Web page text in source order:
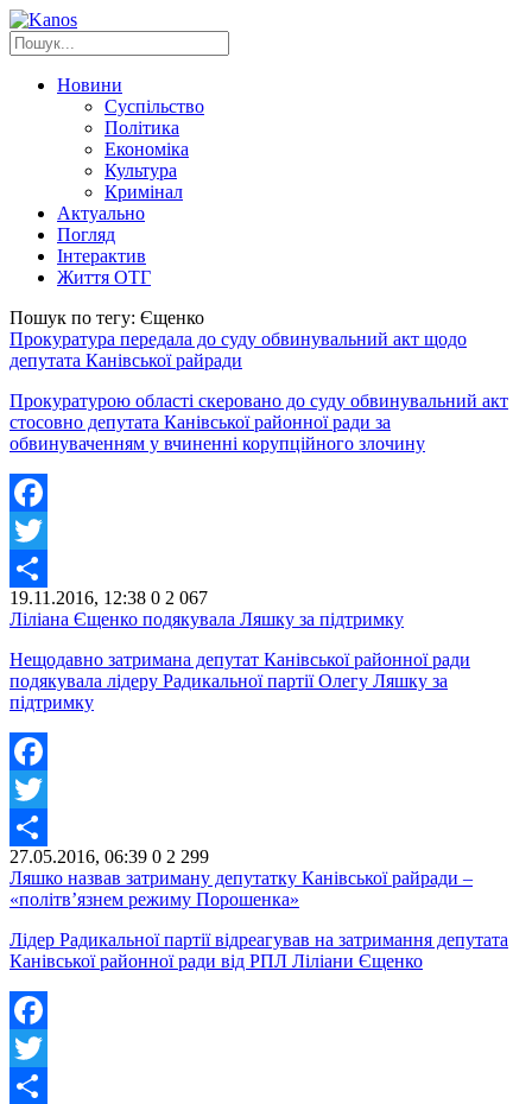
Новини
Суспільство
Політика
Економіка
Культура
Кримінал
Актуально
Погляд
Інтерактив
Життя ОТГ
Пошук по тегу: Єщенко
Прокуратура передала до суду обвинувальний акт щодо
депутата Канівської райради
Прокуратурою області скеровано до суду обвинувальний акт
стосовно депутата Канівської районної ради за
обвинуваченням у вчиненні корупційного злочину
Facebook
Twitter
Share
19.11.2016, 12:38 0 2 067
Ліліана Єщенко подякувала Ляшку за підтримку
Нещодавно затримана депутат Канівської районної ради
подякувала лідеру Радикальної партії Олегу Ляшку за
підтримку
Facebook
Twitter
Share
27.05.2016, 06:39 0 2 299
Ляшко назвав затриману депутатку Канівської райради –
«політв’язнем режиму Порошенка»
Лідер Радикальної партії відреагував на затримання депутата
Канівської районної ради від РПЛ Ліліани Єщенко
Facebook
Twitter